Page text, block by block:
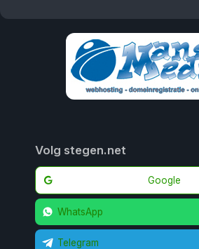
Volg stegen.net
Google
WhatsApp
Telegram